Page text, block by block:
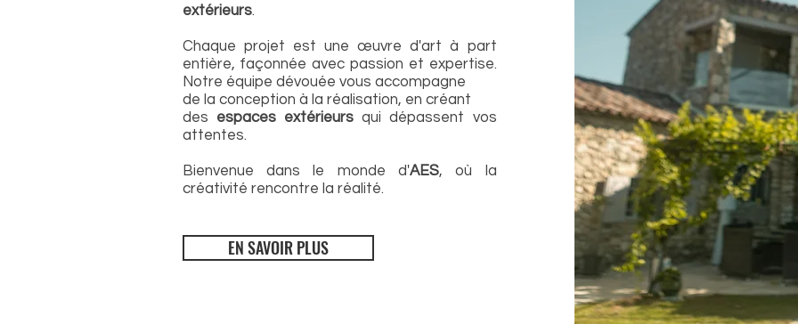
extérieurs.
Chaque projet est une œuvre d'art à part
entière, façonnée avec passion et expertise.
Notre équipe dévouée vous accompagne
de la conception à la réalisation, en créant
des espaces extérieursqui dépassent vos
attentes.
Bienvenue dans le monde d'AES, où la
créativité rencontre la réalité.
EN SAVOIR PLUS